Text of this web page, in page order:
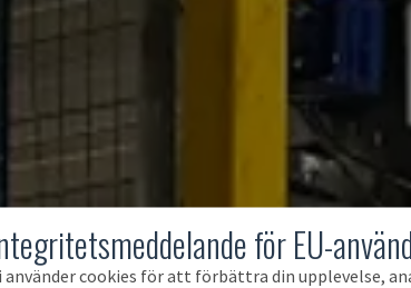
för EU-
använder cookies för att förbättra din upplevelse,